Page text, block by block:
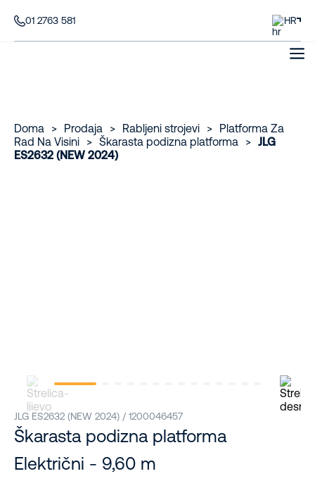
01 2763 581 HR
Doma > Prodaja > Rabljeni strojevi >
Platforma Za
Rad Na Visini
> Škarasta podizna platforma > JLG
ES2632 (NEW 2024)
JLG ES2632 (NEW 2024) / 1200046457
Škarasta podizna platforma
Električni - 9,60 m